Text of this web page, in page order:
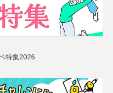
特集2026